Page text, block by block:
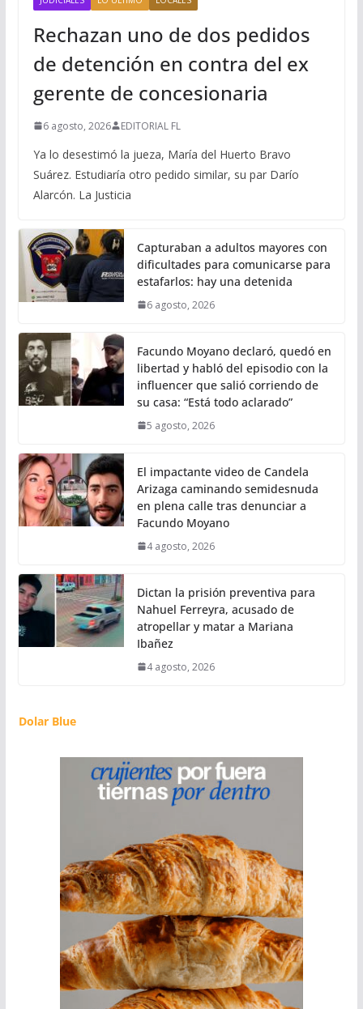
Rechazan uno de dos pedidos
de detención en contra del ex
gerente de concesionaria
6 agosto, 2026 EDITORIAL FL
Ya lo desestimó la jueza, María del Huerto Bravo
Suárez. Estudiaría otro pedido similar, su par Darío
Alarcón. La Justicia
Capturaban a adultos mayores con
dificultades para comunicarse para
estafarlos: hay una detenida
6 agosto, 2026
Facundo Moyano declaró, quedó en
libertad y habló del episodio con la
influencer que salió corriendo de
su casa: “Está todo aclarado”
5 agosto, 2026
El impactante video de Candela
Arizaga caminando semidesnuda
en plena calle tras denunciar a
Facundo Moyano
4 agosto, 2026
Dictan la prisión preventiva para
Nahuel Ferreyra, acusado de
atropellar y matar a Mariana
Ibañez
4 agosto, 2026
Dolar Blue